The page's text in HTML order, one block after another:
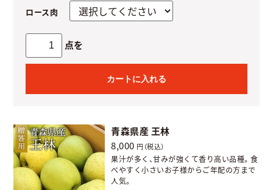
ロース肉
点を
カートに入れる
青森県産 王林
8,000 円（税込）
果汁が多く、甘みが強くて香り高い品種。食
べやすく小さいお子様からご年配の方まで
人気。